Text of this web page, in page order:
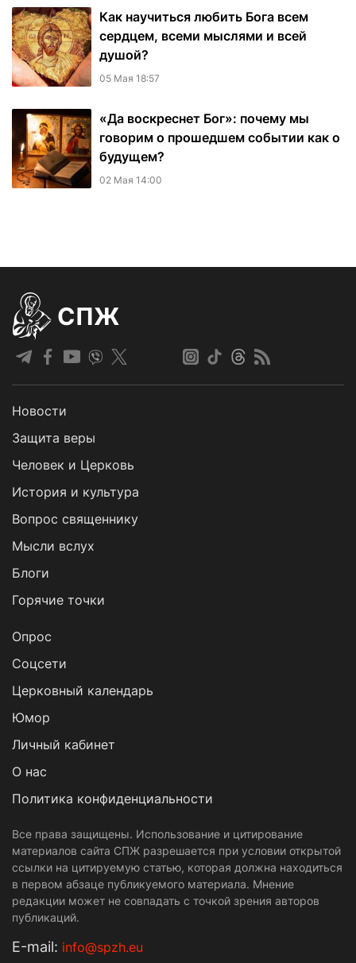
Как научиться любить Бога всем
сердцем, всеми мыслями и всей
душой?
05 Мая 18:57
«Да воскреснет Бог»: почему мы
говорим о прошедшем событии как о
будущем?
02 Мая 14:00
СПЖ
Новости
Защита веры
Человек и Церковь
История и культура
Вопрос священнику
Мысли вслух
Блоги
Горячие точки
Опрос
Cоцсети
Церковный календарь
Юмор
Личный кабинет
О нас
Политика конфиденциальности
Все права защищены. Использование и цитирование
материалов сайта СПЖ разрешается при условии открытой
ссылки на цитируемую статью, которая должна находиться
в первом абзаце публикуемого материала. Мнение
редакции может не совпадать с точкой зрения авторов
публикаций.
Е-mail: info@spzh.eu